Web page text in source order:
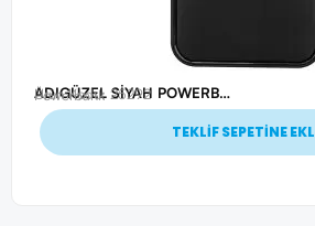
ADIGÜZEL SİYAH POWERBANK 10.000 MAH
Ürün Kodu: 25292
Powerbank
TEKLİF SEPETİNE